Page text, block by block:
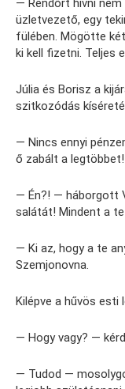
— Rendőrt hívni
üzletvezető, egy
fülében. Mögötte
ki kell fizetni. Teljes
Júlia és Borisz a
szitkozódás
— Nincs ennyi
ő zabált a legtöbbet!
— Én?! — háborgott
salátát! Mindent a
— Ki az, hogy a te
Szemjonovna.
Kilépve a hűvös esti
— Hogy vagy? —
— Tudod —